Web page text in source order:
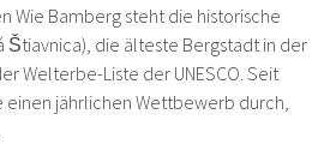
Wie Bamberg steht die historische
Štiavnica), die älteste Bergstadt in der
Welterbe-Liste der UNESCO. Seit
einen jährlichen Wettbewerb durch,